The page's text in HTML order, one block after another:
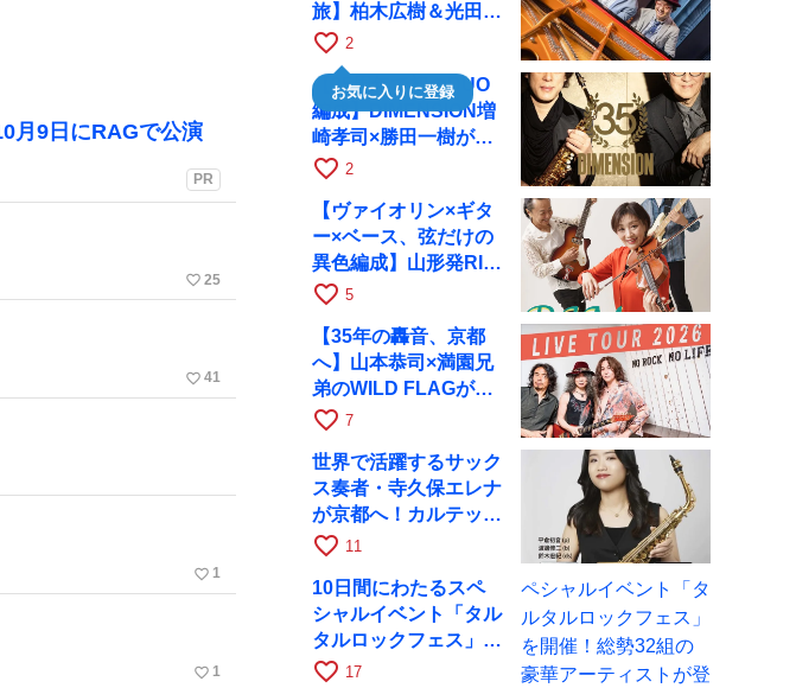
月9日にRAGで公演
PR
favorite_border 25
favorite_border 41
favorite_border 1
favorite_border 1
旅】柏木広樹＆光田健
一が11月12日に京都
RAGへ
favorite_border 2
お気に入りに登録
【35周年で初のDUO
編成】DIMENSION増
崎孝司×勝田一樹が10
月11日に京都RAGへ
favorite_border 2
【ヴァイオリン×ギタ
ー×ベース、弦だけの
異色編成】山形発RIM
が初全国ツアーで8月
favorite_border 5
【35年の轟音、京都
へ】山本恭司×満園兄
弟のWILD FLAGが8
月6日にRAGでライブ
favorite_border 7
世界で活躍するサック
ス奏者・寺久保エレナ
が京都へ！カルテッ
ト・ツアー京都公演を
favorite_border 11
10日間にわたるスペ
シャルイベント「タル
タルロックフェス」を
開催！総勢32組の豪
favorite_border 17